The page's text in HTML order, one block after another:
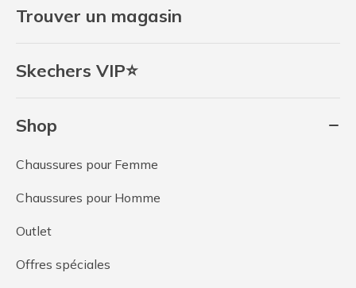
Trouver un magasin
Skechers VIP⭐
Shop
Chaussures pour Femme
Chaussures pour Homme
Outlet
Offres spéciales